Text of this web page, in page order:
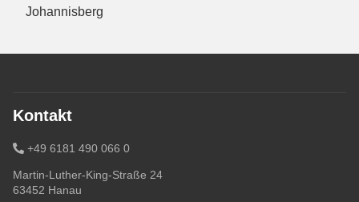
Johannisberg
Kontakt
+49 6181 490 066 0
Martin-Luther-King-Straße 24
63452 Hanau